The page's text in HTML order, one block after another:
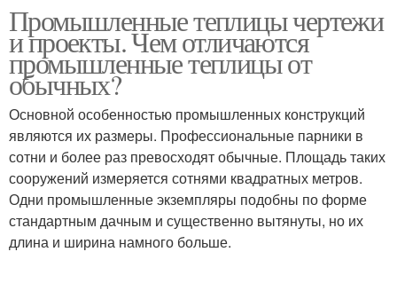
Промышленные теплицы чертежи
и проекты. Чем отличаются
промышленные теплицы от
обычных?
Основной особенностью промышленных конструкций
являются их размеры. Профессиональные парники в
сотни и более раз превосходят обычные. Площадь таких
сооружений измеряется сотнями квадратных метров.
Одни промышленные экземпляры подобны по форме
стандартным дачным и существенно вытянуты, но их
длина и ширина намного больше.